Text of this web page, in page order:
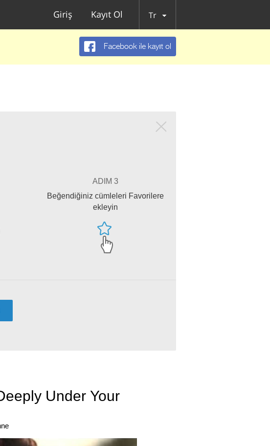
Giriş Kayıt Ol Tr
Facebook ile kayıt ol
ADIM 3
Beğendiğiniz cümleleri Favorilere
ekleyin
Under Your